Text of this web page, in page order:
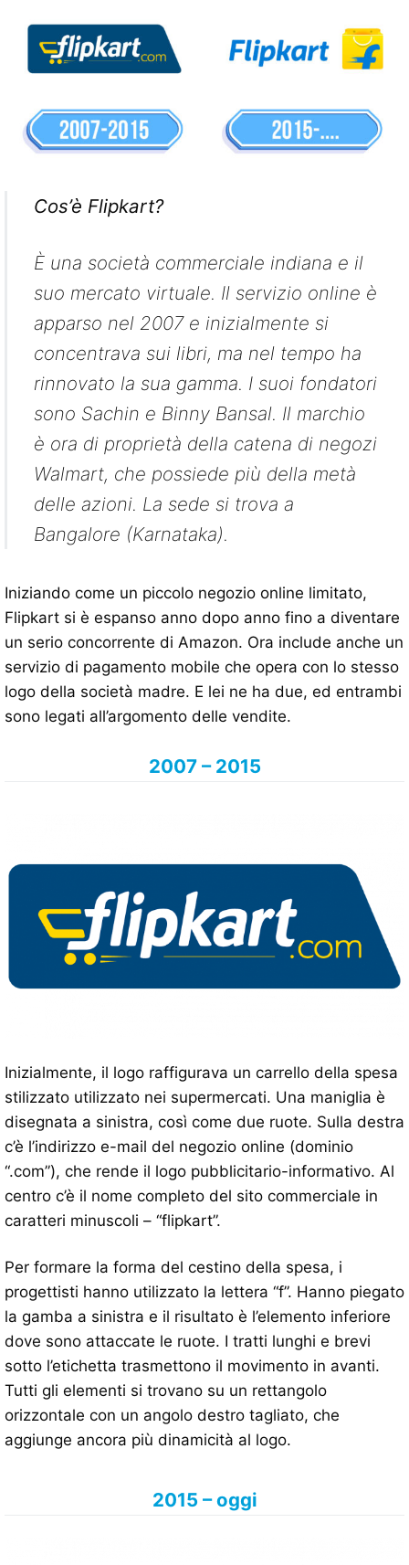
Cos’è Flipkart?
È una società commerciale indiana e il
suo mercato virtuale. Il servizio online è
apparso nel 2007 e inizialmente si
concentrava sui libri, ma nel tempo ha
rinnovato la sua gamma. I suoi fondatori
sono Sachin e Binny Bansal. Il marchio
è ora di proprietà della catena di negozi
Walmart, che possiede più della metà
delle azioni. La sede si trova a
Bangalore (Karnataka).
Iniziando come un piccolo negozio online limitato,
Flipkart si è espanso anno dopo anno fino a diventare
un serio concorrente di Amazon. Ora include anche un
servizio di pagamento mobile che opera con lo stesso
logo della società madre. E lei ne ha due, ed entrambi
sono legati all’argomento delle vendite.
2007 – 2015
Inizialmente, il logo raffigurava un carrello della spesa
stilizzato utilizzato nei supermercati. Una maniglia è
disegnata a sinistra, così come due ruote. Sulla destra
c’è l’indirizzo e-mail del negozio online (dominio
“.com”), che rende il logo pubblicitario-informativo. Al
centro c’è il nome completo del sito commerciale in
caratteri minuscoli – “flipkart”.
Per formare la forma del cestino della spesa, i
progettisti hanno utilizzato la lettera “f”. Hanno piegato
la gamba a sinistra e il risultato è l’elemento inferiore
dove sono attaccate le ruote. I tratti lunghi e brevi
sotto l’etichetta trasmettono il movimento in avanti.
Tutti gli elementi si trovano su un rettangolo
orizzontale con un angolo destro tagliato, che
aggiunge ancora più dinamicità al logo.
2015 – oggi